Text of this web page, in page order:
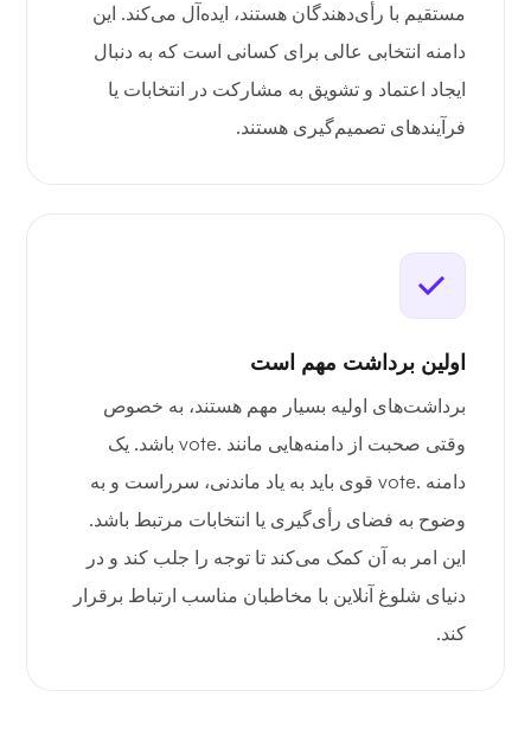
مستقیم با رأی‌دهندگان هستند، ایده‌آل می‌کند. این
دامنه انتخابی عالی برای کسانی است که به دنبال
ایجاد اعتماد و تشویق به مشارکت در انتخابات یا
فرآیندهای تصمیم‌گیری هستند.
اولین برداشت مهم است
برداشت‌های اولیه بسیار مهم هستند، به خصوص
وقتی صحبت از دامنه‌هایی مانند .vote باشد. یک
دامنه .vote قوی باید به یاد ماندنی، سرراست و به
وضوح به فضای رأی‌گیری یا انتخابات مرتبط باشد.
این امر به آن کمک می‌کند تا توجه را جلب کند و در
دنیای شلوغ آنلاین با مخاطبان مناسب ارتباط برقرار
کند.